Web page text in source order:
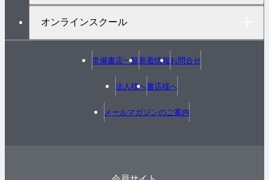
オンラインスクール
常備書店一覧新着情報お問合せ
法人様へ書店様へ
メールマガジンのご案内